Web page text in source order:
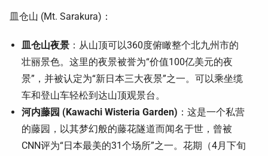
皿仓山 (Mt. Sarakura)：
皿仓山夜景 ：从山顶可以360度俯瞰整个北九州市的
壮丽景色。这里的夜景被誉为“价值100亿美元的夜
景”，并被认定为“新日本三大夜景”之一。可以乘坐缆
车和登山车轻松到达山顶观景台。
河内藤园 (Kawachi Wisteria Garden) ：这是一个私营
的藤园，以其梦幻般的藤花隧道而闻名于世，曾被
CNN评为“日本最美的31个场所”之一。花期（4月下旬